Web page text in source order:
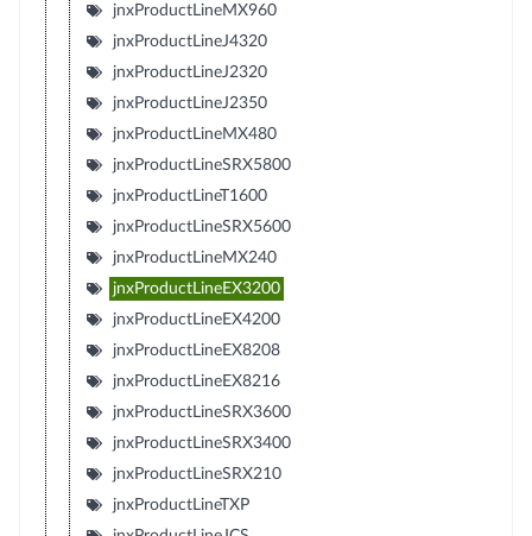
jnxProductLineMX960
jnxProductLineJ4320
jnxProductLineJ2320
jnxProductLineJ2350
jnxProductLineMX480
jnxProductLineSRX5800
jnxProductLineT1600
jnxProductLineSRX5600
jnxProductLineMX240
jnxProductLineEX3200
jnxProductLineEX4200
jnxProductLineEX8208
jnxProductLineEX8216
jnxProductLineSRX3600
jnxProductLineSRX3400
jnxProductLineSRX210
jnxProductLineTXP